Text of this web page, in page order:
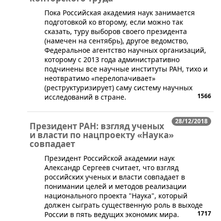
Пока Российская академия наук занимается
подготовкой ко второму, если можно так
сказать, туру выборов своего президента
(намечен на сентябрь), другое ведомство,
Федеральное агентство научных организаций,
которому с 2013 года административно
подчинены все научные институты РАН, тихо и
неотвратимо «перелопачивает»
(реструктуризирует) саму систему научных
исследований в стране.
1566
28/12/2018
Президент РАН: взгляд ученых
и власти по нацпроекту «Наука»
совпадает
​Президент Российской академии наук
Александр Сергеев считает, что взгляд
российских ученых и власти совпадает в
понимании целей и методов реализации
национального проекта "Наука", который
должен сыграть существенную роль в выходе
России в пять ведущих экономик мира.
1717